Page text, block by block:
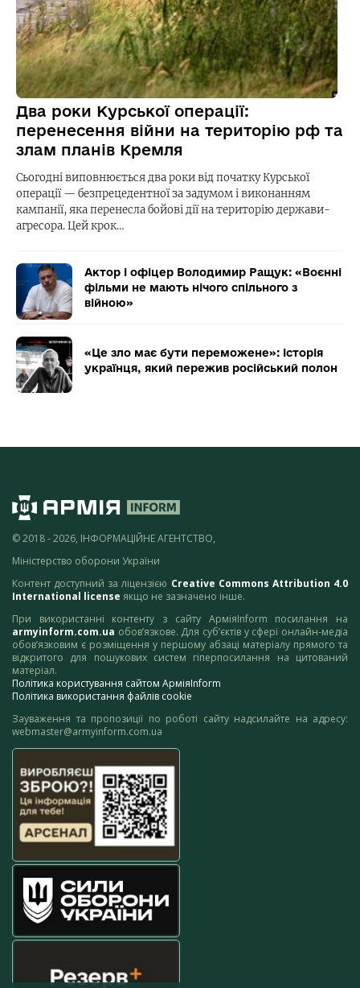
Два роки Курської операції:
перенесення війни на територію рф та
злам планів Кремля
Сьогодні виповнюється два роки від початку Курської
операції — безпрецедентної за задумом і виконанням
кампанії, яка перенесла бойові дії на територію держави-
агресора. Цей крок…
Актор і офіцер Володимир Ращук: «Воєнні
фільми не мають нічого спільного з
війною»
«Це зло має бути переможене»: історія
українця, який пережив російський полон
© 2018 - 2026, ІНФОРМАЦІЙНЕ АГЕНТСТВО,
Міністерство оборони України
Контент доступний за ліцензією Creative Commons Attribution 4.0
International license якщо не зазначено інше.
При використанні контенту з сайту АрміяInform посилання на
armyinform.com.ua обов’язкове. Для суб’єктів у сфері онлайн-медіа
обов’язковим є розміщення у першому абзаці матеріалу прямого та
відкритого для пошукових систем гіперпосилання на цитований
матеріал.
Політика користування сайтом АрміяInform
Політика використання файлів cookie
Зауваження та пропозиції по роботі сайту надсилайте на адресу:
webmaster@armyinform.com.ua